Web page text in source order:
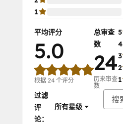
1
平均评分
5.0
根据 24 个评分
总审查
数
24
历来审查
数
5
4
3
2
1
过滤
评
论：
所有星级